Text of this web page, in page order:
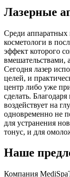
Лазерные
Среди аппаратных
косметологи в
эффект которого
вмешательствами,
Сегодня лазер
целей, и
центр либо уже
сделать.
воздействует на
одновременно не
для устранения
тонус, и для
Наше
Компания